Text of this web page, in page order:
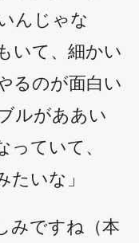
んじゃな
いて、細かい
るのが面白い
ルがああい
ていて、
たいな」
ですね（本